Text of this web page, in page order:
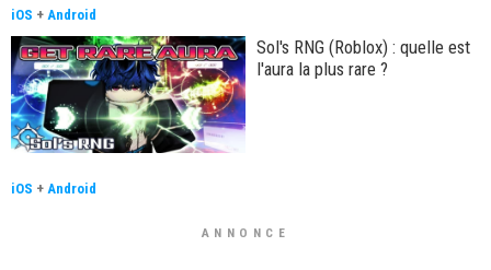
iOS + Android
Sol's RNG (Roblox) : quelle est
l'aura la plus rare ?
iOS + Android
ANNONCE